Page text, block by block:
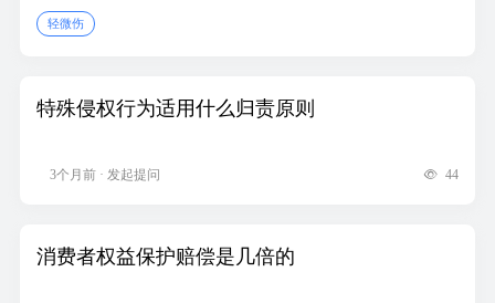
轻微伤
特殊侵权行为适用什么归责原则
3个月前 · 发起提问 44
消费者权益保护赔偿是几倍的